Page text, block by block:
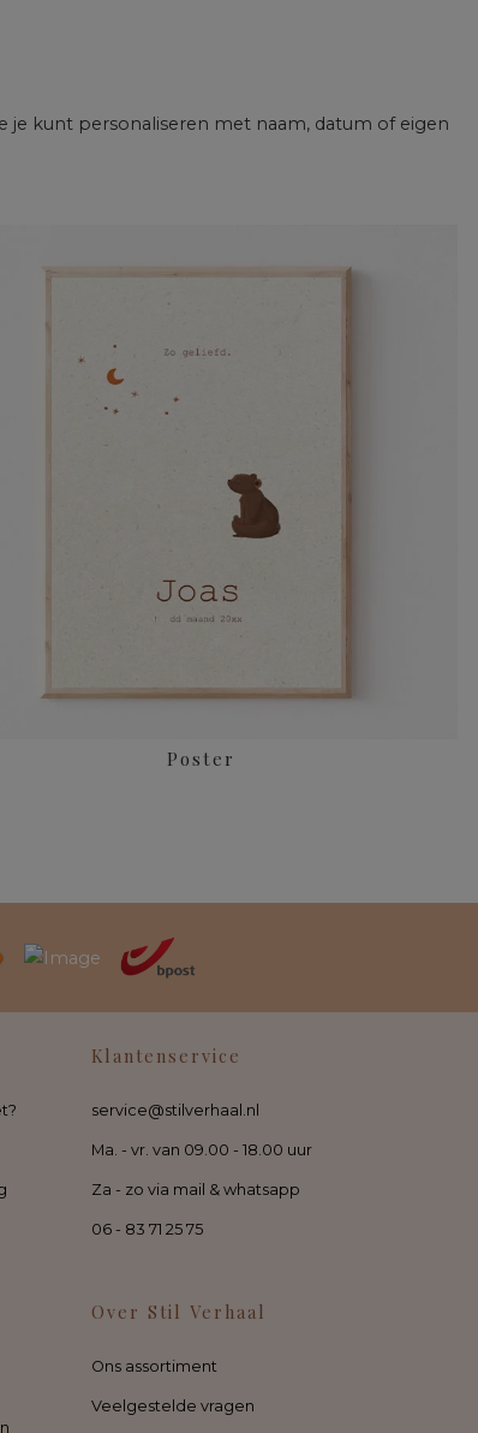
je kunt personaliseren met naam, datum of eigen
Poster
Klantenservice
service@stilverhaal.nl
Ma. - vr. van 09.00 - 18.00 uur
Za - zo via mail & whatsapp
06 - 83 71 25 75
Over Stil Verhaal
Ons assortiment
Veelgestelde vragen